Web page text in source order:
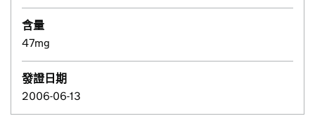
含量
47mg
發證日期
2006-06-13